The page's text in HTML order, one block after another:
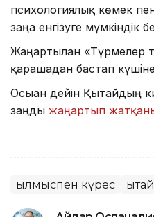
психологиялық көмек
заңға енгізуге мүмкіндік
Жаңартылған «Түрмелер
қарашадан бастап
Осыған дейін Қытайдың
заңды жаңартып
Қылмыспен күрес Қытай